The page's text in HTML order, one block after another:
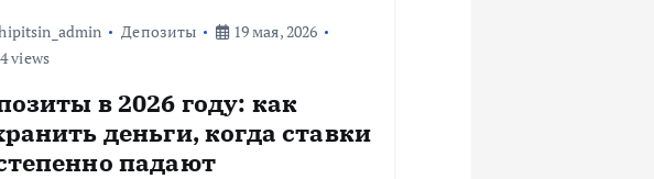
Депозиты
19 мая, 2026
views
в 2026 году: как
деньги, когда ставки
падают